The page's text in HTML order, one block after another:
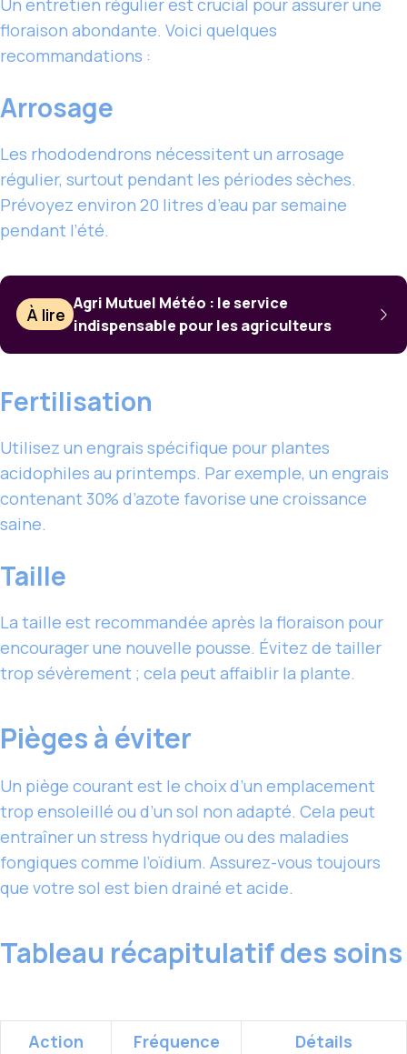
floraison abondante. Voici quelques
recommandations :
Arrosage
Les rhododendrons nécessitent un arrosage
régulier, surtout pendant les périodes sèches.
Prévoyez environ 20 litres d’eau par semaine
pendant l’été.
À lire
Agri Mutuel Météo : le service
indispensable pour les agriculteurs
Fertilisation
Utilisez un engrais spécifique pour plantes
acidophiles au printemps. Par exemple, un engrais
contenant 30% d’azote favorise une croissance
saine.
Taille
La taille est recommandée après la floraison pour
encourager une nouvelle pousse. Évitez de tailler
trop sévèrement ; cela peut affaiblir la plante.
Pièges à éviter
Un piège courant est le choix d’un emplacement
trop ensoleillé ou d’un sol non adapté. Cela peut
entraîner un stress hydrique ou des maladies
fongiques comme l’oïdium. Assurez-vous toujours
que votre sol est bien drainé et acide.
Tableau récapitulatif des soins
Action Fréquence Détails